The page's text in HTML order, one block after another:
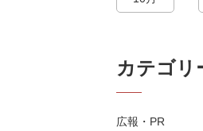
カテゴリ
広報・PR